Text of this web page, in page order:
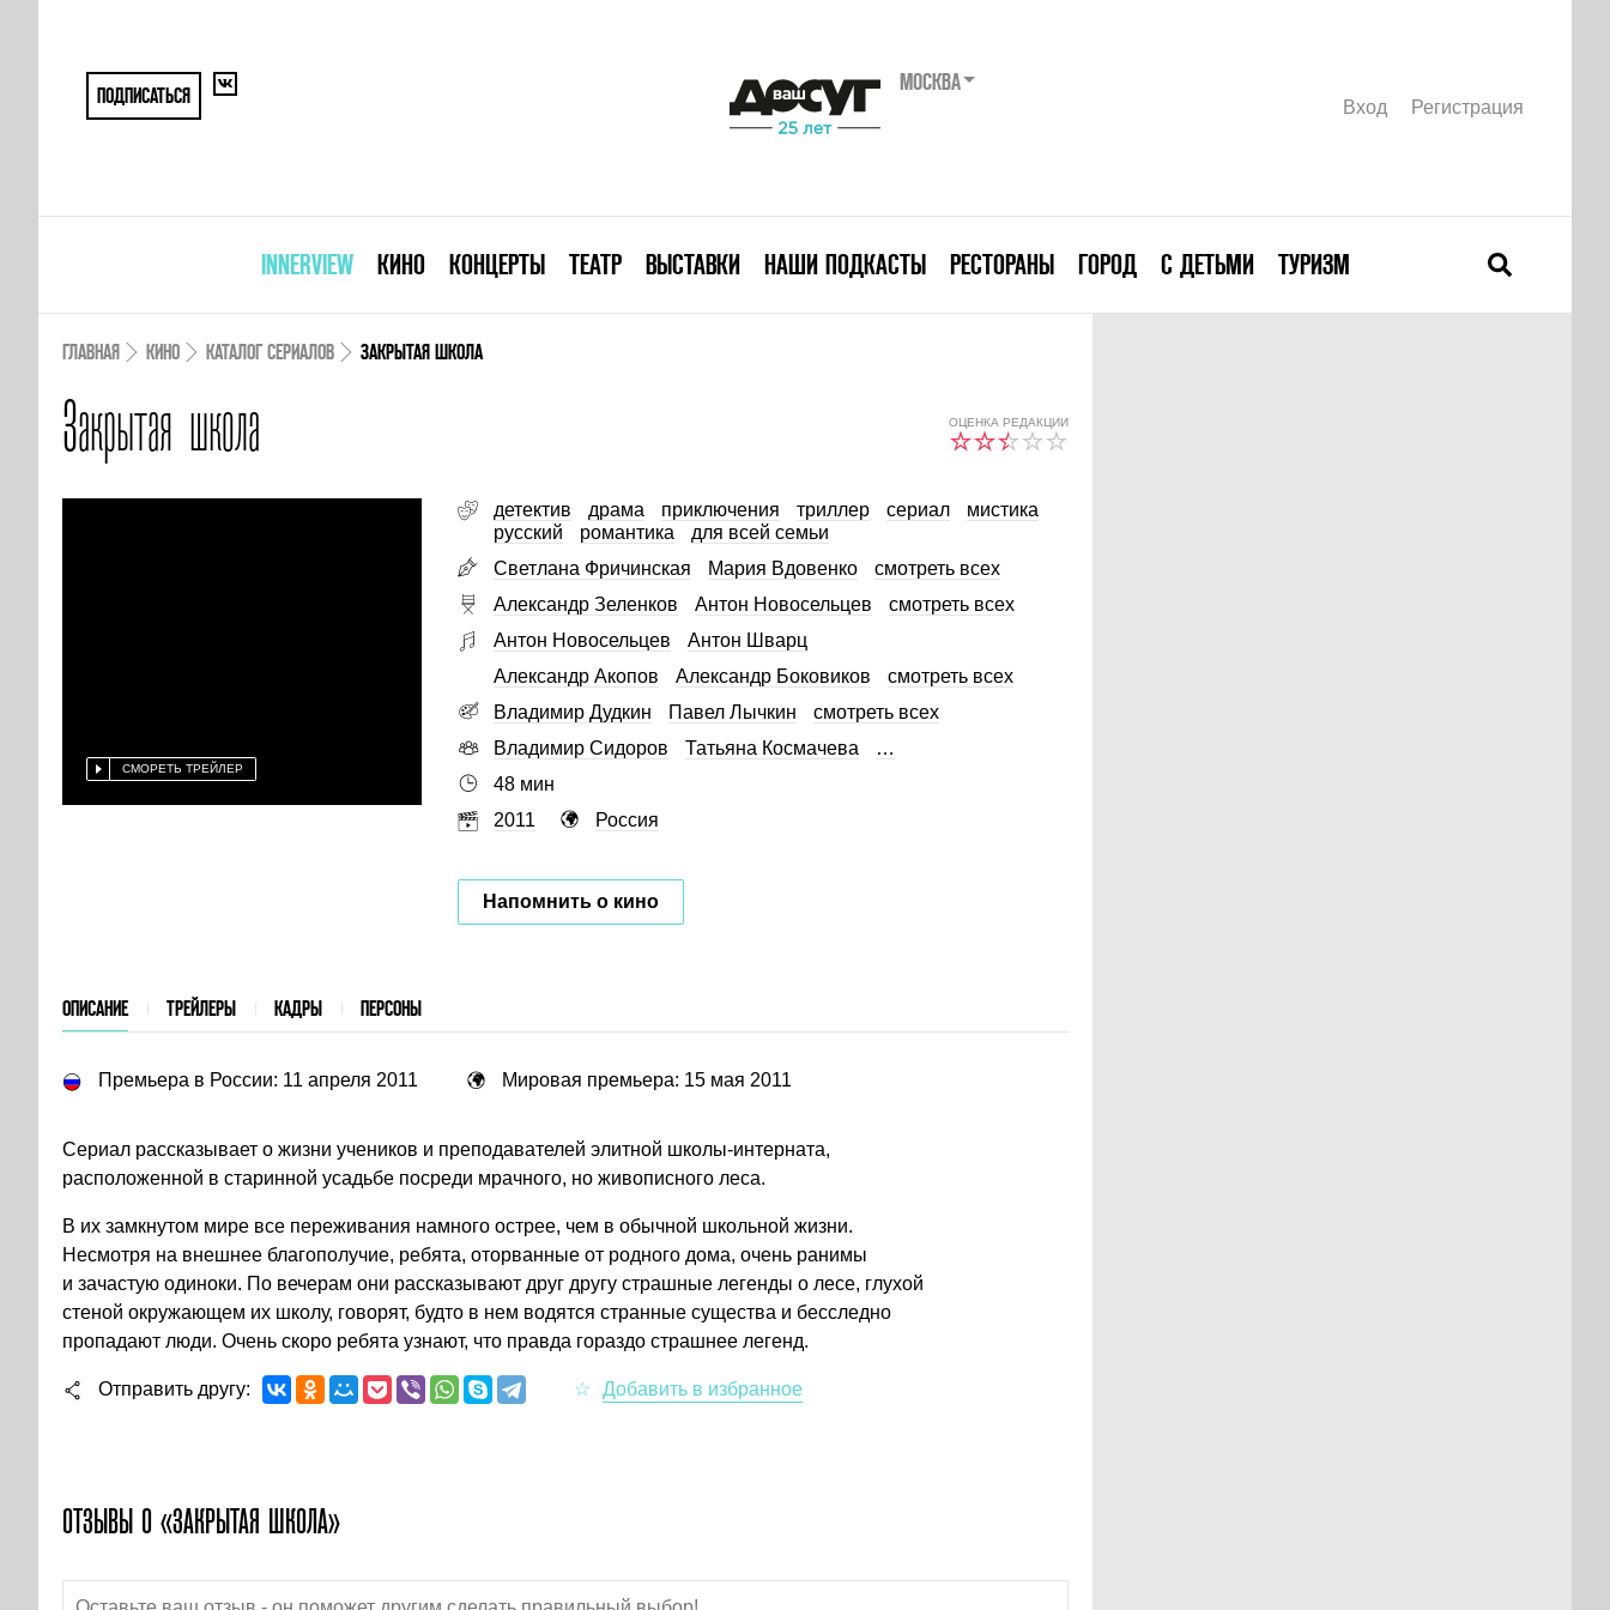
ПОДПИСАТЬСЯ
МОСКВА
Вход Регистрация
INNERVIEW КИНО КОНЦЕРТЫ ТЕАТР ВЫСТАВКИ НАШИ ПОДКАСТЫ РЕСТОРАНЫ ГОРОД С ДЕТЬМИ ТУРИЗМ
ГЛАВНАЯ КИНО КАТАЛОГ СЕРИАЛОВ ЗАКРЫТАЯ ШКОЛА
Закрытая школа ОЦЕНКА РЕДАКЦИИ
СМОРЕТЬ ТРЕЙЛЕР
детектив драма приключения триллер сериал
мистика
русский
романтика
для всей семьи
Светлана Фричинская
Мария Вдовенко
смотреть всех
Александр Зеленков
Антон Новосельцев
смотреть всех
Антон Новосельцев
Антон Шварц
Александр Акопов
Александр Боковиков
смотреть всех
Владимир Дудкин
Павел Лычкин
смотреть всех
Владимир Сидоров
Татьяна Космачева
…
48 мин
2011
Россия
Напомнить о кино
ОПИСАНИЕ ТРЕЙЛЕРЫ КАДРЫ ПЕРСОНЫ
Премьера в России: 11 апреля 2011 Мировая премьера: 15 мая 2011
Сериал рассказывает о жизни учеников и преподавателей элитной школы-интерната,
расположенной в старинной усадьбе посреди мрачного, но живописного леса.
В их замкнутом мире все переживания намного острее, чем в обычной школьной жизни.
Несмотря на внешнее благополучие, ребята, оторванные от родного дома, очень ранимы
и зачастую одиноки. По вечерам они рассказывают друг другу страшные легенды о лесе, глухой
стеной окружающем их школу, говорят, будто в нем водятся странные существа и бесследно
пропадают люди. Очень скоро ребята узнают, что правда гораздо страшнее легенд.
Отправить другу
ОТЗЫВЫ О «ЗАКРЫТАЯ ШКОЛА»